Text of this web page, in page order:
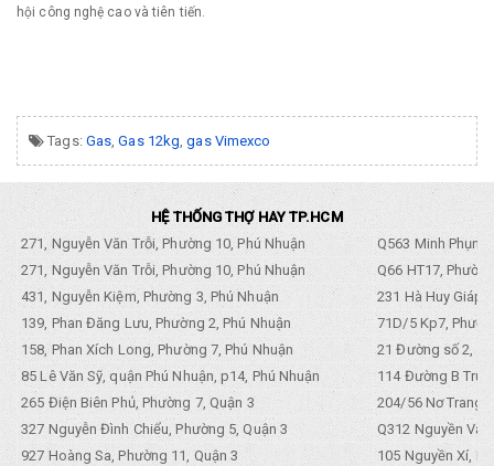
hội công nghệ cao và tiên tiến.
Tags: Gas ,Gas 12kg ,gas Vimexco
HỆ THỐNG THỢ HAY TP.HCM
271, Nguyễn Văn Trỗi, Phường 10, Phú Nhuận
Q563 Minh
271, Nguyễn Văn Trỗi, Phường 10, Phú Nhuận
Q66 HT17,
431, Nguyễn Kiệm, Phường 3, Phú Nhuận
231 Hà Huy Giáp,
139, Phan Đăng Lưu, Phường 2, Phú Nhuận
71D/5 Kp7,
158, Phan Xích Long, Phường 7, Phú Nhuận
21 Đường số 2,
85 Lê Văn Sỹ, quận Phú Nhuận, p14, Phú Nhuận
114 Đường B
265 Điện Biên Phủ, Phường 7, Quận 3
204/56 Nơ Trang
327 Nguyễn Đình Chiểu, Phường 5, Quận 3
Q312 Nguyền
927 Hoàng Sa, Phường 11, Quận 3
105 Nguyền Xí,